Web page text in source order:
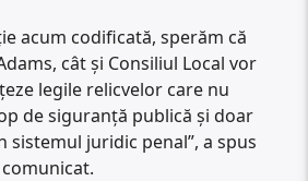
acum codificată, sperăm că
cât și Consiliul Local vor
legile relicvelor care nu
de siguranță publică și doar
sistemul juridic penal”, a spus